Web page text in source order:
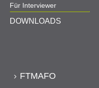
Für Interviewer
DOWNLOADS
FTMAFO